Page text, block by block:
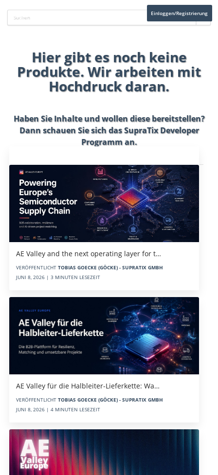
Einloggen/Registrierung
Hier gibt es noch keine
Produkte. Wir arbeiten mit
Hochdruck daran.
Haben Sie Inhalte und wollen diese bereitstellen?
Dann schauen Sie sich dasSupraTix Developer
Programman.
AE Valley and the next operating layer for t…
VERÖFFENTLICHT TOBIAS GOECKE (GÖCKE) - SUPRATIX GMBH
JUNI 8, 2026 | 3 MINUTEN LESEZEIT
AE Valley für die Halbleiter-Lieferkette: Wa…
VERÖFFENTLICHT TOBIAS GOECKE (GÖCKE) - SUPRATIX GMBH
JUNI 8, 2026 | 4 MINUTEN LESEZEIT